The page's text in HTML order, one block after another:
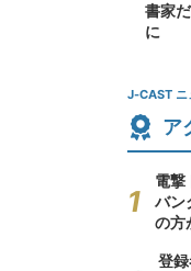
書家
に
J-CAST ニ
ア
電撃
バン
の方
登